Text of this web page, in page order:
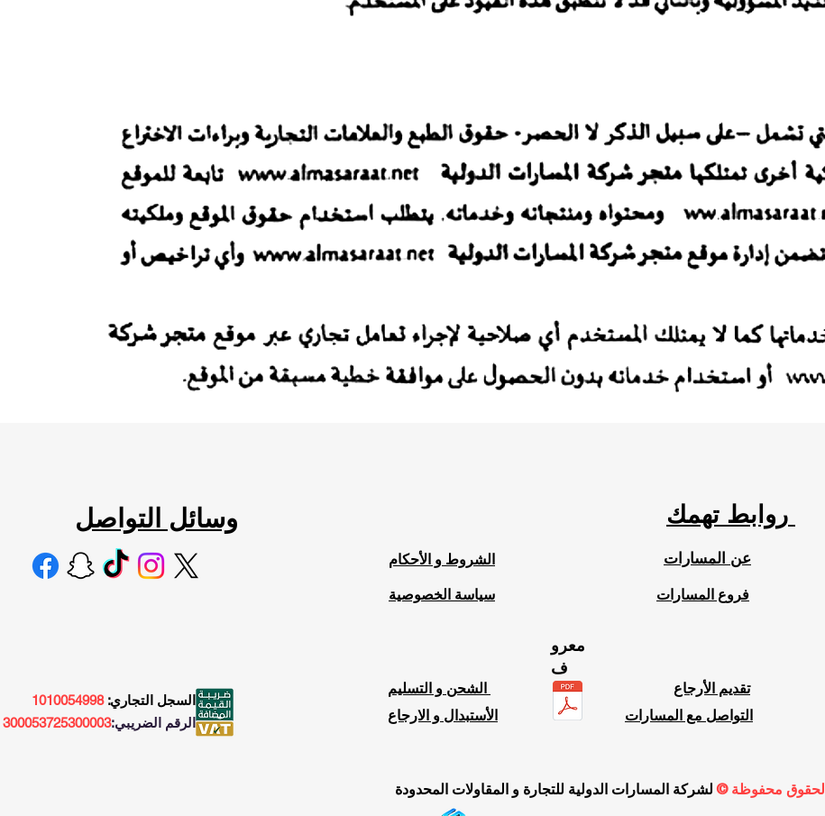
وسائل التواصل
السجل التجاري:1010054998
الرقم الضريبي:300053725300003
الشروط و الأحكام
سياسة الخصوصية
عن المسارات
فروع المسارات
الأستبدال و الارجاع
معرو
ف
تقديم الأرجاع
التواصل مع المسارات
الحقوق محفوظة ©